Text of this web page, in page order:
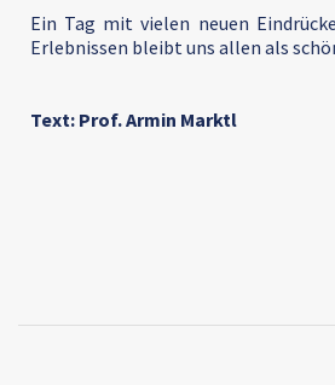
Ein Tag mit vielen neuen
Erlebnissen bleibt uns allen als
Text: Prof. Armin Marktl